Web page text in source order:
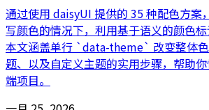
通过使用 daisyUI 提供的 35 种配色方案
写颜色的情况下，利用基于语义的颜色标
本文涵盖单行 `data-theme` 改变整体
题、以及自定义主题的实用步骤，帮助
端项目。